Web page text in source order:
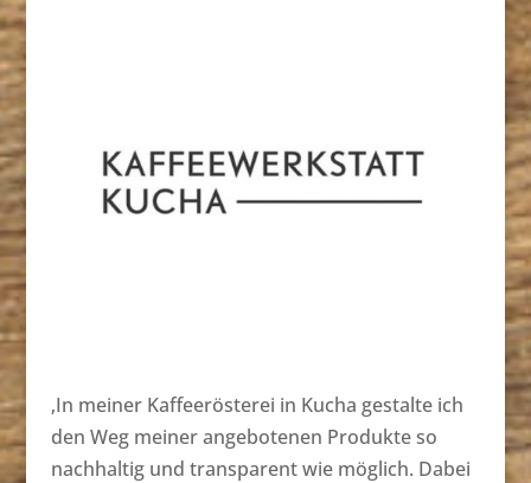
‚In meiner Kaffeerösterei in Kucha gestalte ich
den Weg meiner angebotenen Produkte so
nachhaltig und transparent wie möglich. Dabei